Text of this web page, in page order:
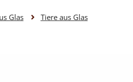
Glas Tiere aus Glas